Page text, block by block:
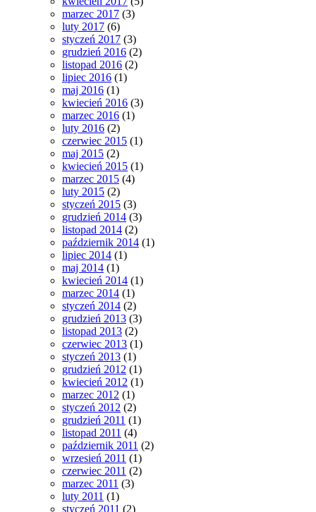
marzec 2017 (3)
luty 2017 (6)
styczeń 2017 (3)
grudzień 2016 (2)
listopad 2016 (2)
lipiec 2016 (1)
maj 2016 (1)
kwiecień 2016 (3)
marzec 2016 (1)
luty 2016 (2)
czerwiec 2015 (1)
maj 2015 (2)
kwiecień 2015 (1)
marzec 2015 (4)
luty 2015 (2)
styczeń 2015 (3)
grudzień 2014 (3)
listopad 2014 (2)
październik 2014 (1)
lipiec 2014 (1)
maj 2014 (1)
kwiecień 2014 (1)
marzec 2014 (1)
styczeń 2014 (2)
grudzień 2013 (3)
listopad 2013 (2)
czerwiec 2013 (1)
styczeń 2013 (1)
grudzień 2012 (1)
kwiecień 2012 (1)
marzec 2012 (1)
styczeń 2012 (2)
grudzień 2011 (1)
listopad 2011 (4)
październik 2011 (2)
wrzesień 2011 (1)
czerwiec 2011 (2)
marzec 2011 (3)
luty 2011 (1)
styczeń 2011 (2)